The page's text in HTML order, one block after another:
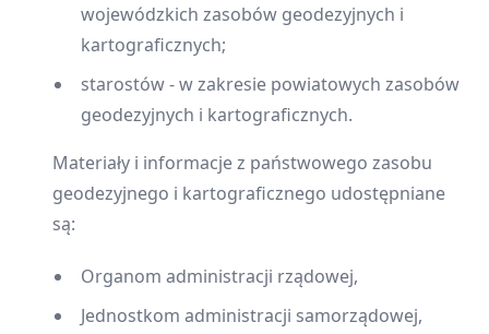
wojewódzkich zasobów geodezyjnych i
kartograficznych;
starostów - w zakresie powiatowych zasobów
geodezyjnych i kartograficznych.
Materiały i informacje z państwowego zasobu
geodezyjnego i kartograficznego udostępniane
są:
Organom administracji rządowej,
Jednostkom administracji samorządowej,